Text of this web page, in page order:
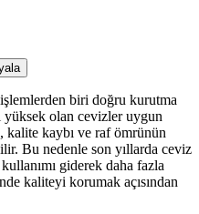
biri doğru kurutma
yüksek olan cevizler uygun
kalite kaybı ve raf ömrünün
Bu nedenle son yıllarda ceviz
giderek daha fazla
kaliteyi korumak açısından